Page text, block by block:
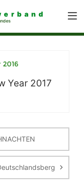
2016
Year 2017